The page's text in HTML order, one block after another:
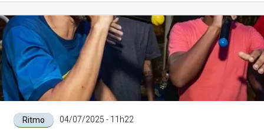
Ritmo 04/07/2025 - 11h22